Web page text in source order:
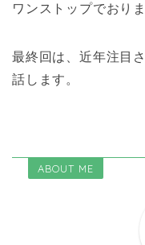
ワンストップでおり
最終回は、近年注目
話します。
ABOUT ME